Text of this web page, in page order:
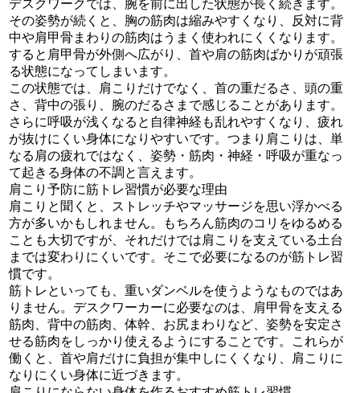
デスクワークでは、腕を前に出した状態が長く続きます。
その姿勢が続くと、胸の筋肉は縮みやすくなり、反対に背
中や肩甲骨まわりの筋肉はうまく使われにくくなります。
すると肩甲骨が外側へ広がり、首や肩の筋肉ばかりが頑張
る状態になってしまいます。
この状態では、肩こりだけでなく、首の重だるさ、頭の重
さ、背中の張り、腕のだるさまで感じることがあります。
さらに呼吸が浅くなると自律神経も乱れやすくなり、疲れ
が抜けにくい身体になりやすいです。つまり肩こりは、単
なる肩の疲れではなく、姿勢・筋肉・神経・呼吸が重なっ
て起きる身体の不調と言えます。
肩こり予防に筋トレ習慣が必要な理由
肩こりと聞くと、ストレッチやマッサージを思い浮かべる
方が多いかもしれません。もちろん筋肉のコリをゆるめる
ことも大切ですが、それだけでは肩こりを支えている土台
までは変わりにくいです。そこで必要になるのが筋トレ習
慣です。
筋トレといっても、重いダンベルを使うようなものではあ
りません。デスクワーカーに必要なのは、肩甲骨を支える
筋肉、背中の筋肉、体幹、お尻まわりなど、姿勢を安定さ
せる筋肉をしっかり使えるようにすることです。これらが
働くと、首や肩だけに負担が集中しにくくなり、肩こりに
なりにくい身体に近づきます。